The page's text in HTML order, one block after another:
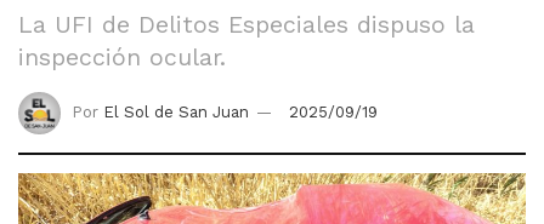
La UFI de Delitos Especiales dispuso la
inspección ocular.
Por El Sol de San Juan 2025/09/19